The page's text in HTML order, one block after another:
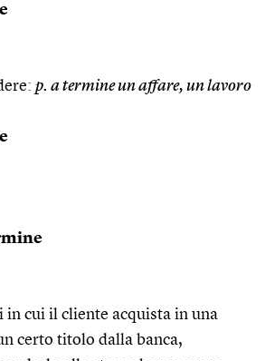
p. a termine un affare, un lavoro
cui il cliente acquista in una
certo titolo dalla banca,